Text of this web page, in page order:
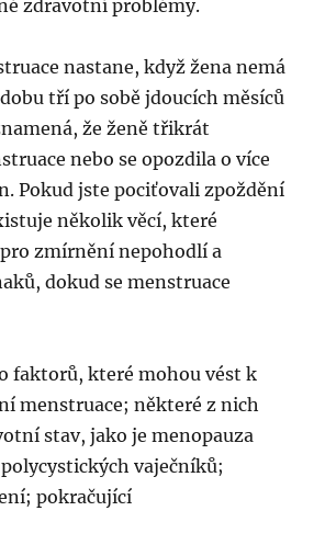
zdravotní problémy.
nastane, když žena nemá
tří po sobě jdoucích měsíců
že ženě třikrát
nebo se opozdila o více
Pokud jste pociťovali zpoždění
několik věcí, které
zmírnění nepohodlí a
dokud se menstruace
faktorů, které mohou vést k
menstruace; některé z nich
stav, jako je menopauza
vaječníků;
pokračující